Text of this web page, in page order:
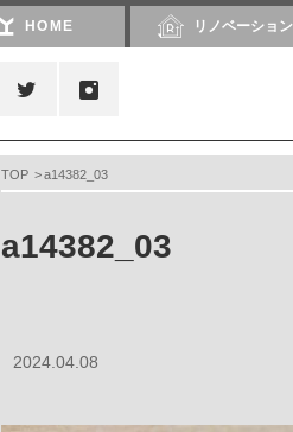
HOME リノベーション
TOP a14382_03
a14382_03
2024.04.08